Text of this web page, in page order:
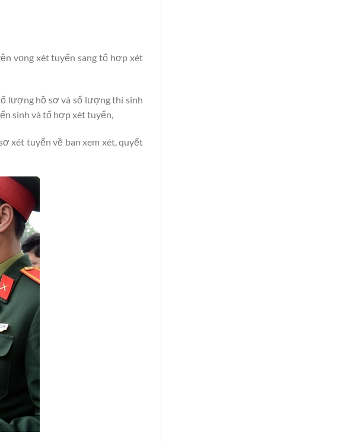
vọng xét tuyển sang tổ hợp xét
lượng hồ sơ và số lượng thí sinh
sinh và tổ hợp xét tuyển,
xét tuyển về ban xem xét, quyết